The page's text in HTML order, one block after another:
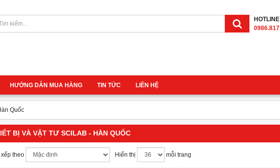
HOTLINE
HƯỚNG DẪN MUA HÀNG TIN TỨC LIÊN HỆ
Quốc
BỊ VÀ VẬT TƯ SCILAB - HÀN QUỐC
theo Hiển thị mỗi trang